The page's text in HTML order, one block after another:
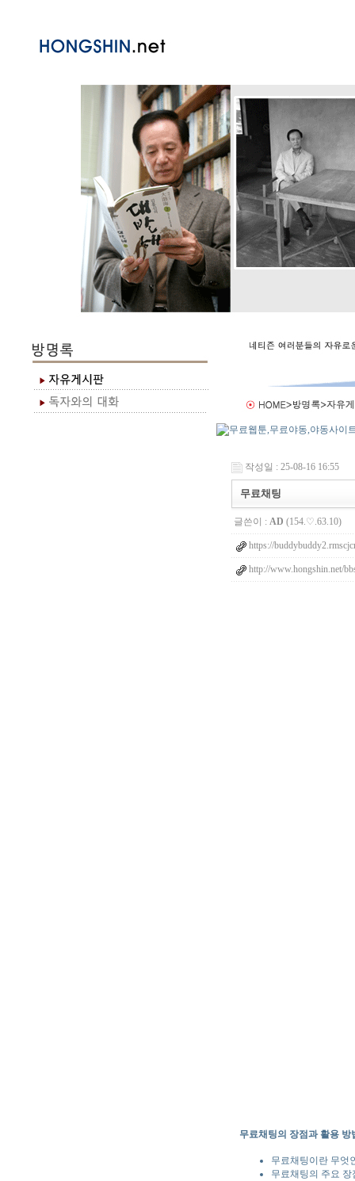
작성일 : 25-08-16 16:55
무료채팅
글쓴이 : AD (154.♡.63.10)
https://
http://www.hongshin.net/
무료채팅의 장점과 활용 방
무료채팅이란 무엇
무료채팅의 주요 장